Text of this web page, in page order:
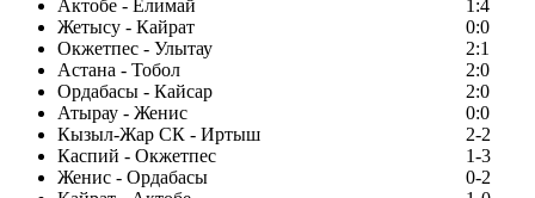
Актобе - Елимай
1:4
Жетысу - Кайрат
0:0
Окжетпес - Улытау
2:1
Астана - Тобол
2:0
Ордабасы - Кайсар
2:0
Атырау - Женис
0:0
Кызыл-Жар СК - Иртыш
2-2
Каспий - Окжетпес
1-3
Женис - Ордабасы
0-2